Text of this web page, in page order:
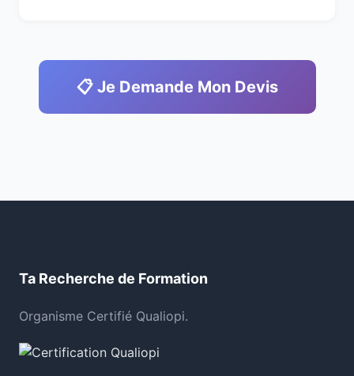
📋 Je Demande Mon Devis
Ta Recherche de Formation
Organisme Certifié Qualiopi.